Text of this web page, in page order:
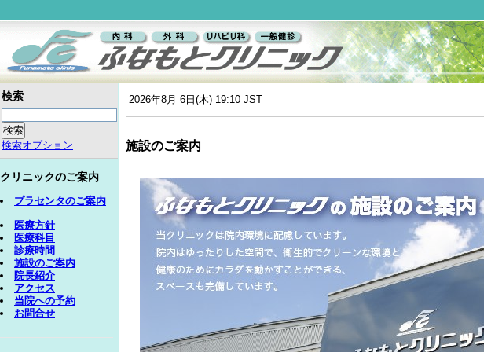
ふ
な
も
と
ク
ニ
検索
検索オプション
クリニックのご案内
プラセンタのご案内
医療方針
医療科目
診療時間
施設のご案内
院長紹介
アクセス
当院への予約
お問合せ
2026年8月 6日(木) 19:10 JST
施設のご案内